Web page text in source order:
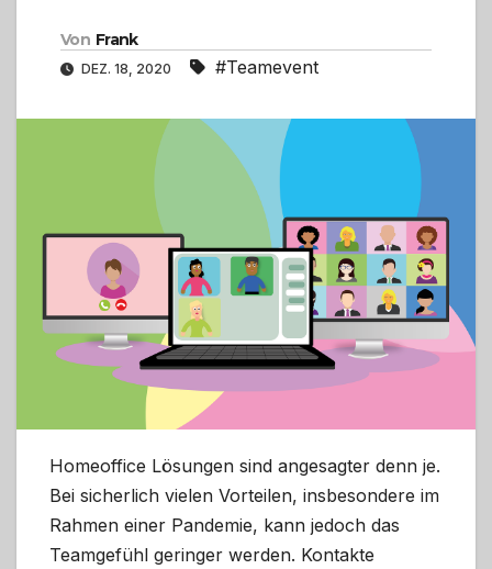
Von Frank
DEZ. 18, 2020 #Teamevent
Homeoffice Lösungen sind angesagter denn je.
Bei sicherlich vielen Vorteilen, insbesondere im
Rahmen einer Pandemie, kann jedoch das
Teamgefühl geringer werden. Kontakte